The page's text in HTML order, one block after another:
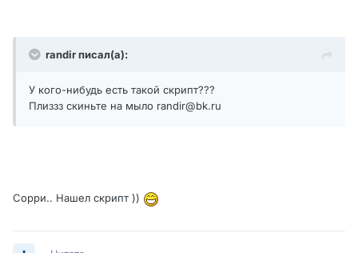
randir писал(а):
У кого-нибудь есть такой скрипт???
Плиззз скиньте на мыло randir@bk.ru
Сорри.. Нашел скрипт ))